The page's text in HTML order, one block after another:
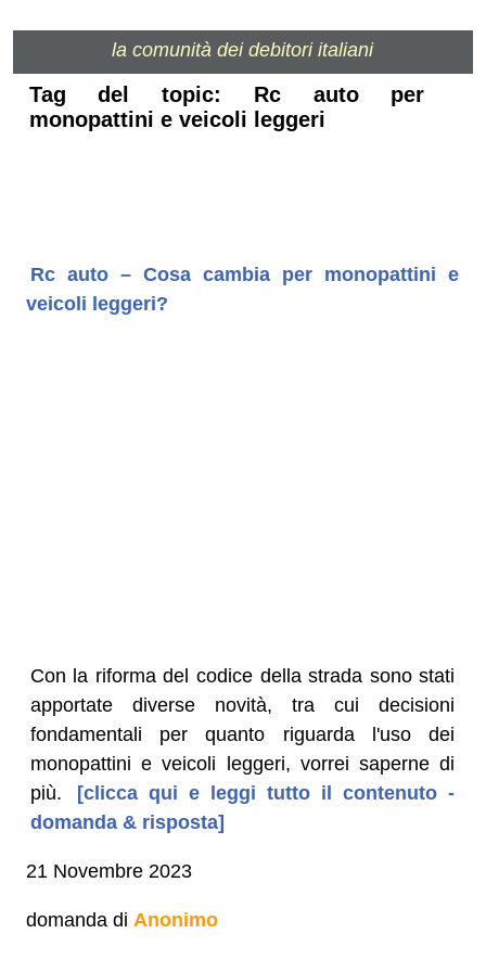
la comunità dei debitori italiani
Tag del topic: Rc auto per
monopattini e veicoli leggeri
Rc auto – Cosa cambia per monopattini e
veicoli leggeri?
Con la riforma del codice della strada sono stati
apportate diverse novità, tra cui decisioni
fondamentali per quanto riguarda l'uso dei
monopattini e veicoli leggeri, vorrei saperne di
più.
[clicca qui e leggi tutto il contenuto -
domanda & risposta]
21 Novembre 2023
domanda di Anonimo